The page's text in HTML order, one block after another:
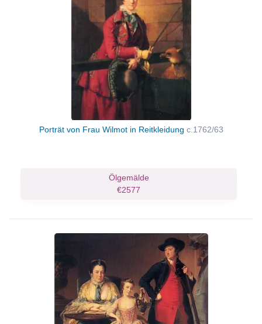
Porträt von Frau Wilmot in Reitkleidung c.1762/63
Ölgemälde
€2577